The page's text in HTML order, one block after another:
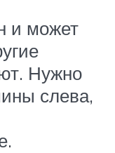
и может
Нужно
слева,